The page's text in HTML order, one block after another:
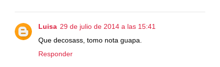
Luisa 29 de julio de 2014 a las 15:41
Que decosass, tomo nota guapa.
Responder